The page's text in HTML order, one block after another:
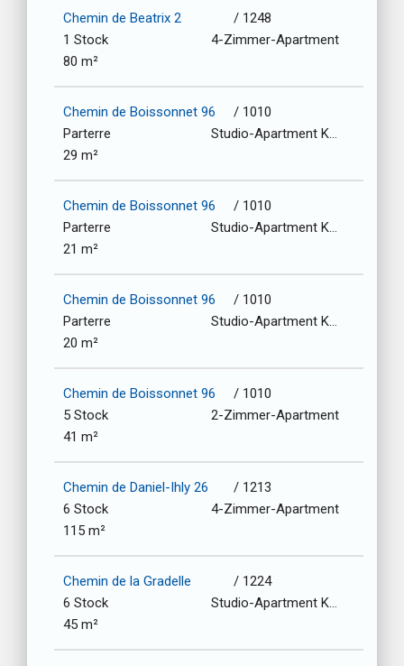
Chemin de Beatrix 2
/ 1248
1 Stock
4-Zimmer-Apartment
80 m²
Chemin de Boissonnet 96
/ 1010
Parterre
Studio-Apartment Kochnische
29 m²
Chemin de Boissonnet 96
/ 1010
Parterre
Studio-Apartment Kochnische
21 m²
Chemin de Boissonnet 96
/ 1010
Parterre
Studio-Apartment Kochnische
20 m²
Chemin de Boissonnet 96
/ 1010
5 Stock
2-Zimmer-Apartment
41 m²
Chemin de Daniel-Ihly 26
/ 1213
6 Stock
4-Zimmer-Apartment
115 m²
Chemin de la Gradelle
/ 1224
6 Stock
Studio-Apartment Kochnische
45 m²